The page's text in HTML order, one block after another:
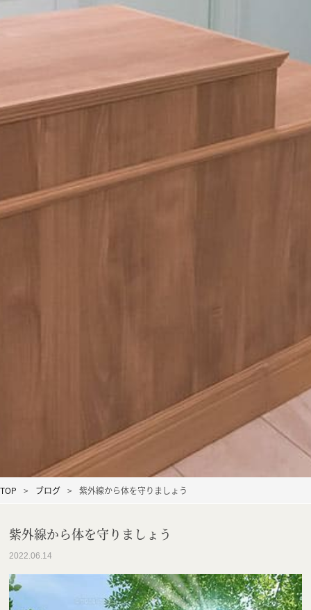
TOP ブログ 紫外線から体を守りましょう
紫外線から体を守りましょう
2022.06.14